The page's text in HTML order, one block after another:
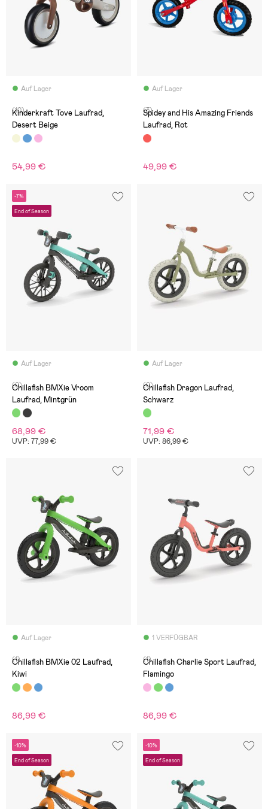
Auf Lager
(10)
Kinderkraft Tove Laufrad,
Desert Beige
54,99 €
Auf Lager
(3)
Spidey and His Amazing Friends
Laufrad, Rot
49,99 €
-7%
End of Season
Auf Lager
(0)
Chillafish BMXie Vroom
Laufrad, Mintgrün
68,99 €
UVP: 77,99 €
Auf Lager
(0)
Chillafish Dragon Laufrad,
Schwarz
71,99 €
UVP: 86,99 €
Auf Lager
(1)
Chillafish BMXie 02 Laufrad,
Kiwi
86,99 €
1 VERFÜGBAR
(1)
Chillafish Charlie Sport Laufrad,
Flamingo
86,99 €
-10%
End of Season
-10%
End of Season